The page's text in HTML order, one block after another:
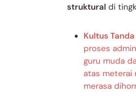
struktural di
Kultus
proses
guru muda
atas meterai
merasa